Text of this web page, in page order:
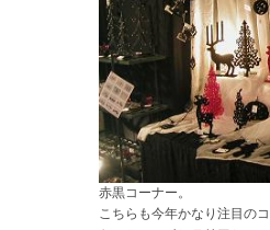
赤黒コーナー。
こちらも今年かなり注目のコ